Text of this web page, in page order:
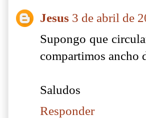
Jesus 3 de abril de
Supongo que
compartimos ancho
Saludos
Responder